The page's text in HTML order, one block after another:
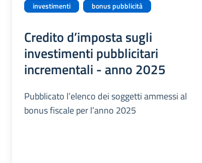
investimenti
bonus pubblicità
Credito d’imposta sugli
investimenti pubblicitari
incrementali - anno 2025
Pubblicato l’elenco dei soggetti ammessi al
bonus fiscale per l’anno 2025